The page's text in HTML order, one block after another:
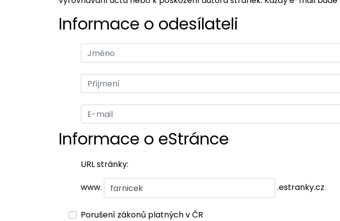
Informace o odesílateli
Informace o eStránce
URL stránky:
www. .estranky.cz
Porušení zákonů platných v ČR